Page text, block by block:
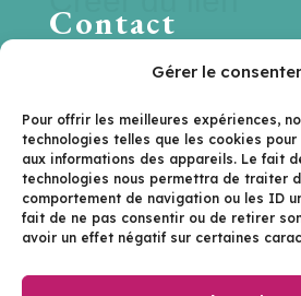
Gérer le
Pour offrir les meilleures expériences,
technologies telles que les cookies
aux informations des appareils. Le fait
technologies nous permettra de traiter
comportement de navigation ou les ID
fait de ne pas consentir ou de retirer
avoir un effet négatif sur certaines
Contact
Une question ? Une
Contactez-nous sur
hello@lenextlevel.org
Je m'inscris à la